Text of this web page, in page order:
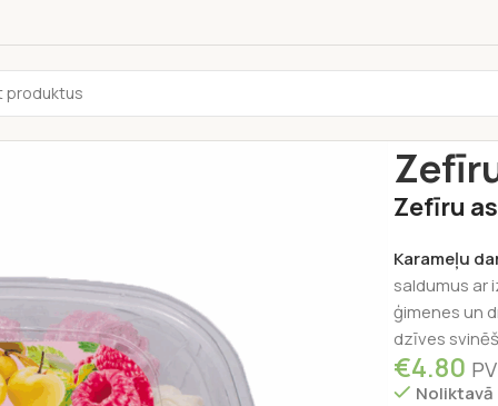
Zefīru
Karameļu
saldumus ar
ģimenes un
dzīves
€4.80
Noliktavā